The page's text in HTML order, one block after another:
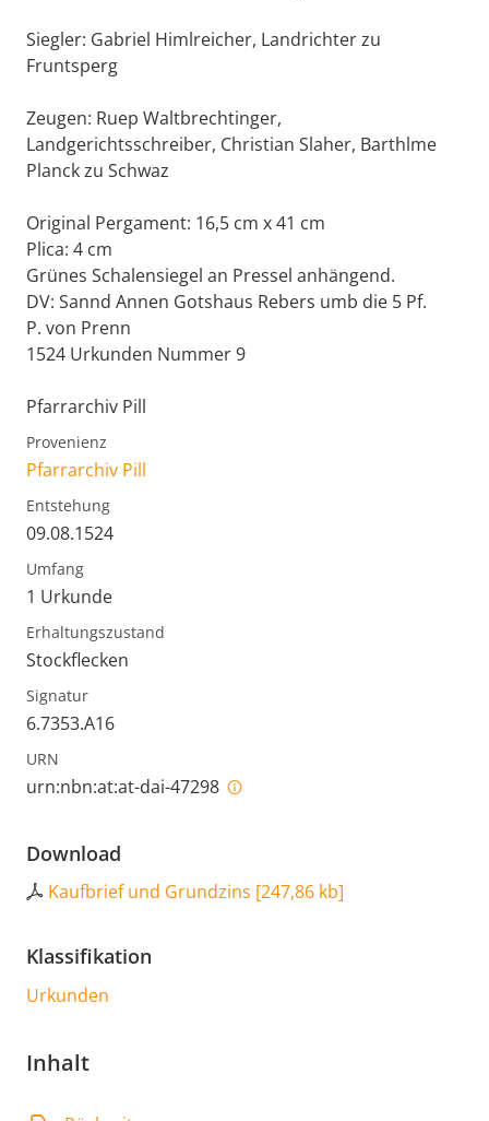
Siegler: Gabriel Himlreicher, Landrichter zu
Fruntsperg
Zeugen: Ruep Waltbrechtinger,
Landgerichtsschreiber, Christian Slaher, Barthlme
Planck zu Schwaz
Original Pergament: 16,5 cm x 41 cm
Plica: 4 cm
Grünes Schalensiegel an Pressel anhängend.
DV: Sannd Annen Gotshaus Rebers umb die 5 Pf.
P. von Prenn
1524 Urkunden Nummer 9
Pfarrarchiv Pill
Provenienz
Pfarrarchiv Pill
Entstehung
09.08.1524
Umfang
1 Urkunde
Erhaltungszustand
Stockflecken
Signatur
6.7353.A16
URN
urn:nbn:at:at-dai-47298
Download
Kaufbrief und Grundzins [247,86 kb]
Klassifikation
Urkunden
Inhalt